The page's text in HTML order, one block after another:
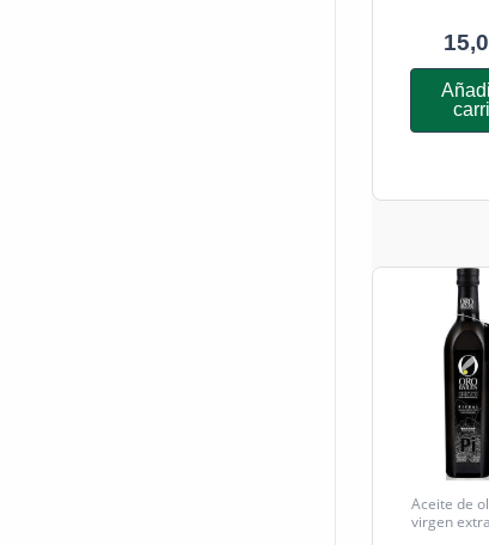
Aceite de
virgen extra